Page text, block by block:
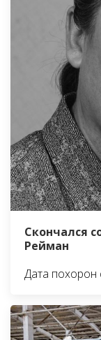
Скончался
Рейман
Дата похорон